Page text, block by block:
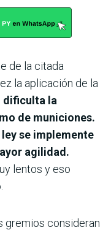
de la citada
la aplicación de la
dificulta la
de municiones.
se implemente
agilidad.
lentos y eso
gremios consideran